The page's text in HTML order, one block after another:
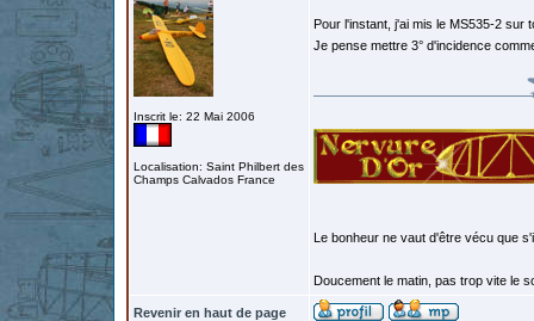
Inscrit le: 22 Mai 2006
Localisation: Saint Philbert des
Champs Calvados France
Pour l'instant, j'ai mis le MS535-2 sur
Je pense mettre 3° d'incidence
Le bonheur ne vaut d'être vécu que
Doucement le matin, pas trop vite le
Revenir en haut de page